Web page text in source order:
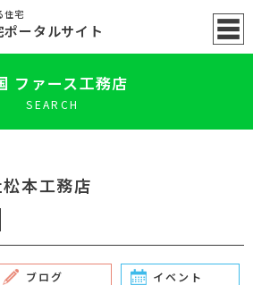
住宅
ポータルサイト
ファース工務店
SEARCH
本工務店
ブログ イベント